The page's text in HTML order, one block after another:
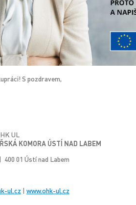
S pozdravem,
UL
KOMORA ÚSTÍ NAD LABEM
01 Ústí nad Labem
ul.cz | www.ohk-ul.cz